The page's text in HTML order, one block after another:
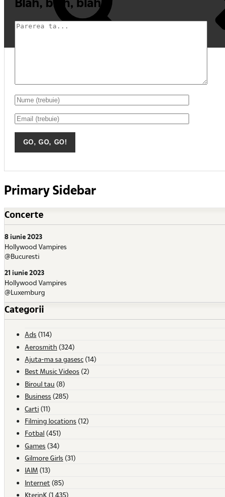
Primary Sidebar
Concerte
8 iunie 2023
Hollywood Vampires
@Bucuresti
21 iunie 2023
Hollywood Vampires
@Luxemburg
Categorii
Ads (114)
Aerosmith (324)
Ajuta-ma sa gasesc (14)
Best Music Videos (2)
Biroul tau (8)
Business (285)
Carti (11)
Filming locations (12)
Fotbal (451)
Games (34)
Gilmore Girls (31)
IAIM (13)
Internet (85)
KterinK (1,435)